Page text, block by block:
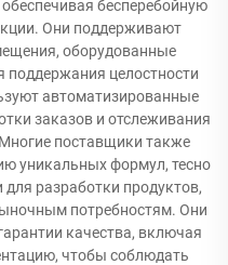
бесперебойную
Они поддерживают
оборудованные
поддержания целостности
автоматизированные
заказов и отслеживания
поставщики также
уникальных формул, тесно
разработки продуктов,
потребностям. Они
качества, включая
чтобы соблюдать